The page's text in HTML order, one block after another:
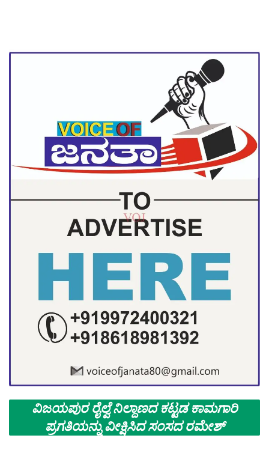
ವಿಜಯಪುರ ರೈಲ್ವೆ ನಿಲ್ದಾಣದ ಕಟ್ಟಡ ಕಾಮಗಾರಿ
ಪ್ರಗತಿಯನ್ನು ವೀಕ್ಷಿಸಿದ ಸಂಸದ ರಮೇಶ್